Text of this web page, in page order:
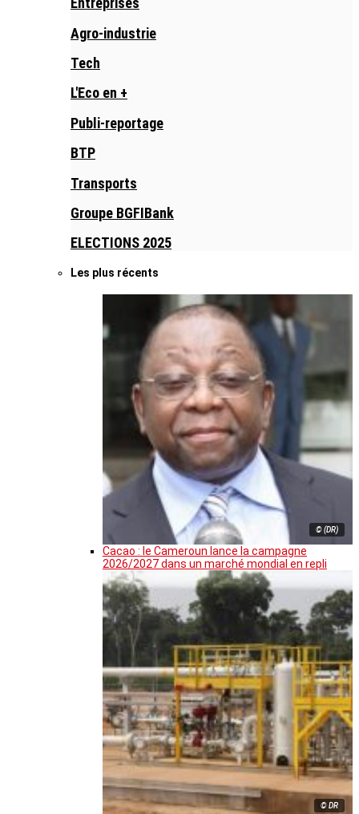
Agro-industrie
Tech
L'Eco en +
Publi-reportage
BTP
Transports
Groupe BGFIBank
ELECTIONS 2025
Les plus récents
© (DR)
Cacao : le Cameroun lance la campagne
2026/2027 dans un marché mondial en repli
© DR